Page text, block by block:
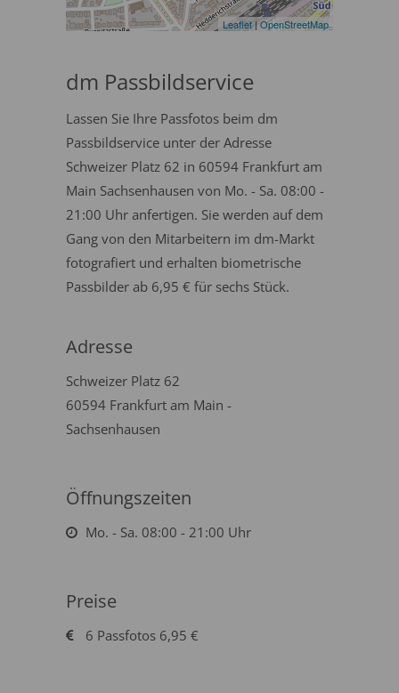
Leaflet|OpenStreetMap
dm Passbildservice
Lassen Sie Ihre Passfotos beim dm
Passbildservice unter der Adresse
Schweizer Platz 62 in 60594 Frankfurt am
Main Sachsenhausen von Mo. - Sa. 08:00 -
21:00 Uhr anfertigen. Sie werden auf dem
Gang von den Mitarbeitern im dm-Markt
fotografiert und erhalten biometrische
Passbilder ab 6,95 € für sechs Stück.
Adresse
Schweizer Platz 62
60594 Frankfurt am Main -
Sachsenhausen
Öffnungszeiten
Mo. - Sa. 08:00 - 21:00 Uhr
Preise
6 Passfotos 6,95 €